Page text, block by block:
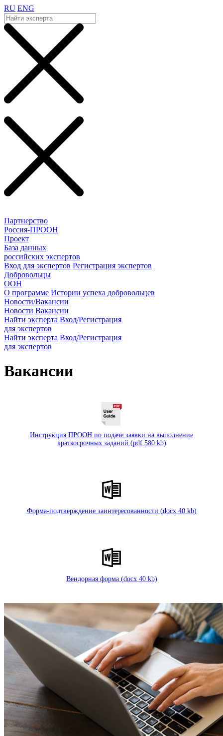
RU ENG
Партнерство
Россия-ПРООН
Проект
База данных
российских экспертов
Вход для экспертов Регистрация экспертов
Добровольцы
ООН
О программе Истории успеха добровольцев
Новости/Вакансии
Новости Вакансии
Найти эксперта Вход/Регистрация
для экспертов
Найти эксперта Вход/Регистрация
для экспертов
Вакансии
Инструкция ПРООН по подаче заявки на выполнение
краткосрочных заданий (pdf 580 kb)
Форма-подтверждение заинтересованности (docx 40 kb)
Вендорная форма (docx 40 kb)